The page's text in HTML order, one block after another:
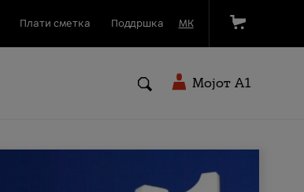
Плати сметка Поддршка МК
Мојот A1